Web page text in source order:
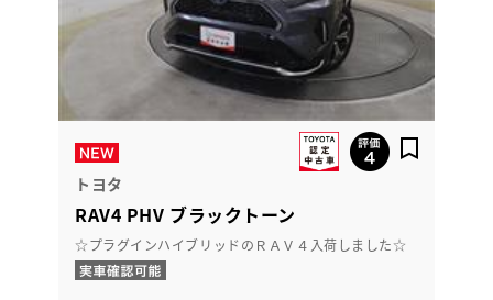
トヨタ
RAV4 PHV ブラックトーン
☆プラグインハイブリッドのＲＡＶ４入荷しました☆